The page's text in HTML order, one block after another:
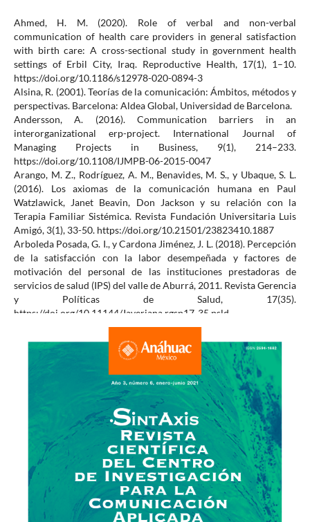
Ahmed, H. M. (2020). Role of verbal and non-verbal
communication of health care providers in general satisfaction
with birth care: A cross-sectional study in government health
settings of Erbil City, Iraq. Reproductive Health, 17(1), 1–10.
https://doi.org/10.1186/s12978-020-0894-3
Alsina, R. (2001). Teorías de la comunicación: Ámbitos, métodos y
perspectivas. Barcelona: Aldea Global, Universidad de Barcelona.
Andersson, A. (2016). Communication barriers in an
interorganizational erp-project. International Journal of
Managing Projects in Business, 9(1), 214–233.
https://doi.org/10.1108/IJMPB-06-2015-0047
Arango, M. Z., Rodríguez, A. M., Benavides, M. S., y Ubaque, S. L.
(2016). Los axiomas de la comunicación humana en Paul
Watzlawick, Janet Beavin, Don Jackson y su relación con la
Terapia Familiar Sistémica. Revista Fundación Universitaria Luis
Amigó, 3(1), 33-50. https://doi.org/10.21501/23823410.1887
Arboleda Posada, G. I., y Cardona Jiménez, J. L. (2018). Percepción
de la satisfacción con la labor desempeñada y factores de
motivación del personal de las instituciones prestadoras de
servicios de salud (IPS) del valle de Aburrá, 2011. Revista Gerencia
y Políticas de Salud, 17(35).
https://doi.org/10.11144/Javeriana.rgsp17-35.psld
Black, R., Victora, C., Walker, S., Bhutta, Z., Christian, P., De Onis,
M., . . . Uauy, R. (2013). Maternal and child undernutrition and
overweight in low-income and middle-income countries. The
Lancet, 382, 15-39. https://doi.org/10.1016/S0140-
Bernal, I., Pedraza, N., y Sánchez, M. (2015). El clima
organizacional y su relación con la calidad de los servicios
públicos de salud: diseño de un modelo teórico. Estudios
Gerenciales, 31(134), 8-19. Redalyc.
https://www.redalyc.org/articulo.oa?id=21233043002
Elvie, M. (2019). The influence of organizational culture,
compensation and interpersonal communication in employee
performance through work motivation as mediation.
International Review of Management and Marketing, 9(5), 133–